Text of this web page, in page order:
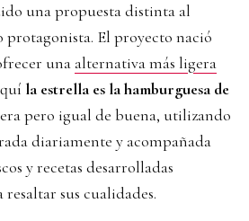
una propuesta distinta al
protagonista. El proyecto nació
una alternativa más ligera
la estrella es la hamburguesa de
pero igual de buena, utilizando
diariamente y acompañada
y recetas desarrolladas
sus cualidades.